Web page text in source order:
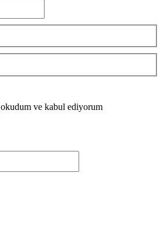
okudum ve kabul ediyorum